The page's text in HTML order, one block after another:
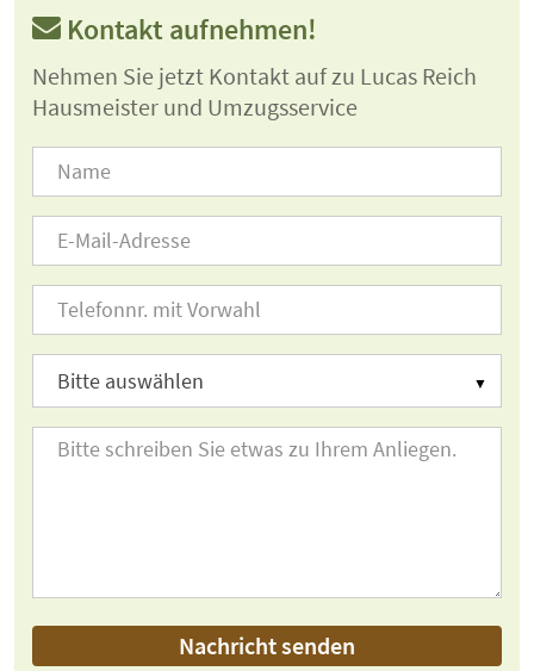
Kontakt aufnehmen!
Nehmen Sie jetzt Kontakt auf zu Lucas Reich
Hausmeister und Umzugsservice
Nachricht senden